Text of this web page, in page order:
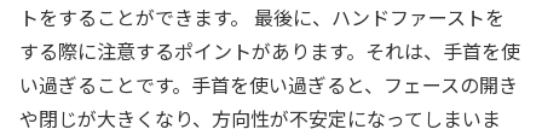
トをすることができます。 最後に、ハンドファーストを
する際に注意するポイントがあります。それは、手首を使
い過ぎることです。手首を使い過ぎると、フェースの開き
や閉じが大きくなり、方向性が不安定になってしまいま